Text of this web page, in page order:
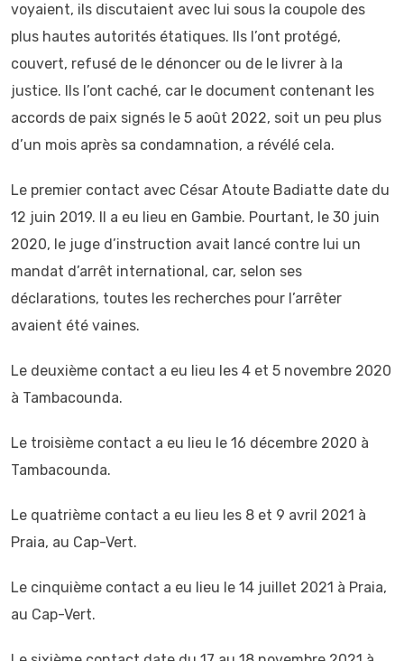
voyaient, ils discutaient avec lui sous la coupole des
plus hautes autorités étatiques. Ils l’ont protégé,
couvert, refusé de le dénoncer ou de le livrer à la
justice. Ils l’ont caché, car le document contenant les
accords de paix signés le 5 août 2022, soit un peu plus
d’un mois après sa condamnation, a révélé cela.
Le premier contact avec César Atoute Badiatte date du
12 juin 2019. Il a eu lieu en Gambie. Pourtant, le 30 juin
2020, le juge d’instruction avait lancé contre lui un
mandat d’arrêt international, car, selon ses
déclarations, toutes les recherches pour l’arrêter
avaient été vaines.
Le deuxième contact a eu lieu les 4 et 5 novembre 2020
à Tambacounda.
Le troisième contact a eu lieu le 16 décembre 2020 à
Tambacounda.
Le quatrième contact a eu lieu les 8 et 9 avril 2021 à
Praia, au Cap-Vert.
Le cinquième contact a eu lieu le 14 juillet 2021 à Praia,
au Cap-Vert.